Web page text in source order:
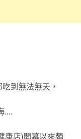
到無法無天，
….
康店)開幕以來頗